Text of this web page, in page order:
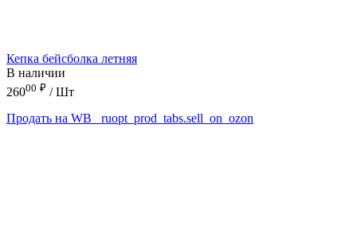
Кепка бейсболка летняя
В наличии
26000 ₽ / Шт
Продать на WB
_ruopt_prod_tabs.sell_on_ozon